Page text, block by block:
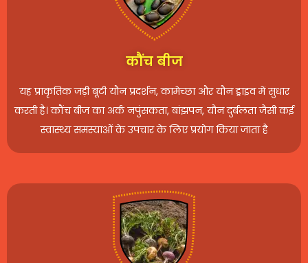
कौंच बीज
यह प्राकृतिक जड़ी बूटी यौन प्रदर्शन, कामेच्छा और यौन ड्राइव में सुधार
करती है। कौंच बीज का अर्क नपुंसकता, बांझपन, यौन दुर्बलता जैसी कई
स्वास्थ्य समस्याओं के उपचार के लिए प्रयोग किया जाता है